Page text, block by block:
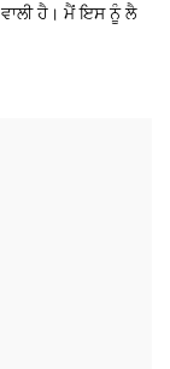
ਹੈ। ਮੈਂ ਇਸ ਨੂੰ ਲੈ